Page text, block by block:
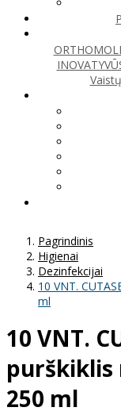
Pagrindinis
Higienai
Dezinfekcijai
10 VNT.
ml
10 VNT.
purškiklis
250 ml